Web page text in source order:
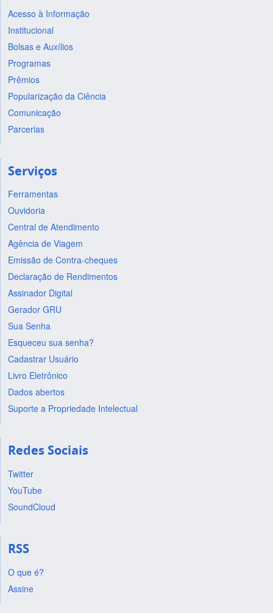
Acesso à Informação
Institucional
Bolsas e Auxílios
Programas
Prêmios
Popularização da Ciência
Comunicação
Parcerias
Serviços
Ferramentas
Ouvidoria
Central de Atendimento
Agência de Viagem
Emissão de Contra-cheques
Declaração de Rendimentos
Assinador Digital
Gerador GRU
Sua Senha
Esqueceu sua senha?
Cadastrar Usuário
Livro Eletrônico
Dados abertos
Suporte a Propriedade Intelectual
Redes Sociais
Twitter
YouTube
SoundCloud
RSS
O que é?
Assine